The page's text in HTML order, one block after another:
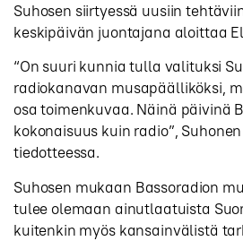
Suhosen siirtyessä uusiin
keskipäivän juontajana aloittaa
“On suuri kunnia tulla valituksi
radiokanavan musapäälliköksi,
osa toimenkuvaa. Näinä päivinä
kokonaisuus kuin radio”,
tiedotteessa.
Suhosen mukaan Bassoradion
tulee olemaan ainutlaatuista
kuitenkin myös kansainvälistä